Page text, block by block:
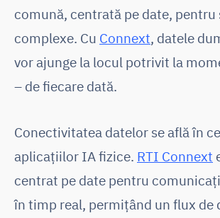
comună, centrată pe date, pentru
complexe. Cu Connext, datele
vor ajunge la locul potrivit la
– de fiecare dată.
Conectivitatea datelor se află în
aplicațiilor IA fizice. RTI Connext
centrat pe date pentru
în timp real, permițând un flux de